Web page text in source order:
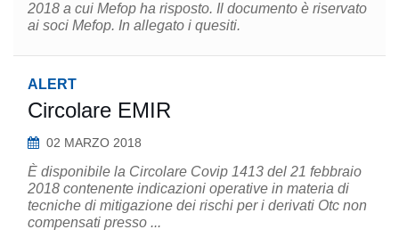
2018 a cui Mefop ha risposto. Il documento è riservato
ai soci Mefop. In allegato i quesiti.
ALERT
Circolare EMIR
02 MARZO 2018
È disponibile la Circolare Covip 1413 del 21 febbraio
2018 contenente indicazioni operative in materia di
tecniche di mitigazione dei rischi per i derivati Otc non
compensati presso ...